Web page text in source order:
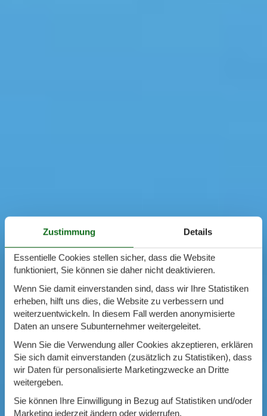
Zustimmung Details
Essentielle Cookies stellen sicher, dass die Website
funktioniert, Sie können sie daher nicht deaktivieren.
Wenn Sie damit einverstanden sind, dass wir Ihre Statistiken
erheben, hilft uns dies, die Website zu verbessern und
weiterzuentwickeln. In diesem Fall werden anonymisierte
Daten an unsere Subunternehmer weitergeleitet.
Wenn Sie die Verwendung aller Cookies akzeptieren, erklären
Sie sich damit einverstanden (zusätzlich zu Statistiken), dass
wir Daten für personalisierte Marketingzwecke an Dritte
weitergeben.
Sie können Ihre Einwilligung in Bezug auf Statistiken und/oder
Marketing jederzeit ändern oder widerrufen.